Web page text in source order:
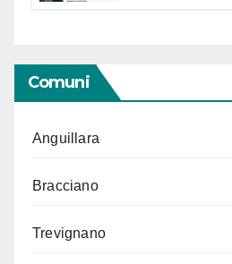
Comuni
Anguillara
Bracciano
Trevignano